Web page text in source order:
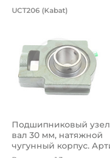
Тип посадочного
Тип наружного кольца:
Сферическое
Вид уплотнения:
Синтетический
Способ фиксации на
Стопорный винт
UCT206 (Kabat)
Подшипниковый
вал 30 мм, натяжной
чугунный корпус.